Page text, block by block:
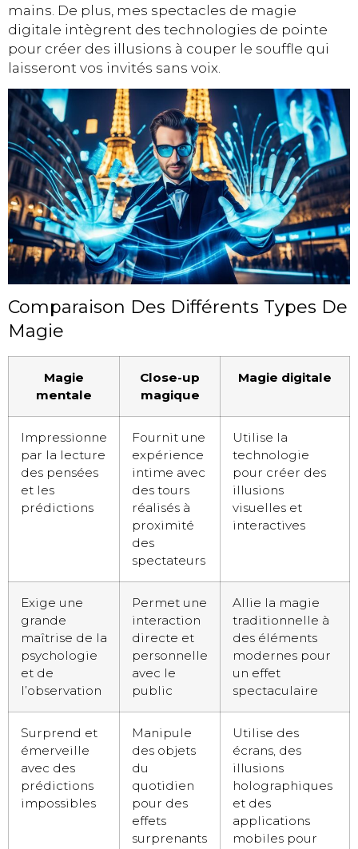
mains. De plus, mes spectacles de magie
digitale intègrent des technologies de pointe
pour créer des illusions à couper le souffle qui
laisseront vos invités sans voix.
Comparaison Des Différents Types De
Magie
Magie
mentale
Close-up
magique
Magie digitale
Impressionne
par la lecture
des pensées
et les
prédictions
Fournit une
expérience
intime avec
des tours
réalisés à
proximité
des
spectateurs
Utilise la
technologie
pour créer des
illusions
visuelles et
interactives
Exige une
grande
maîtrise de la
psychologie
et de
l’observation
Permet une
interaction
directe et
personnelle
avec le
public
Allie la magie
traditionnelle à
des éléments
modernes pour
un effet
spectaculaire
Surprend et
émerveille
avec des
prédictions
impossibles
Manipule
des objets
du
quotidien
pour des
effets
surprenants
Utilise des
écrans, des
illusions
holographiques
et des
applications
mobiles pour